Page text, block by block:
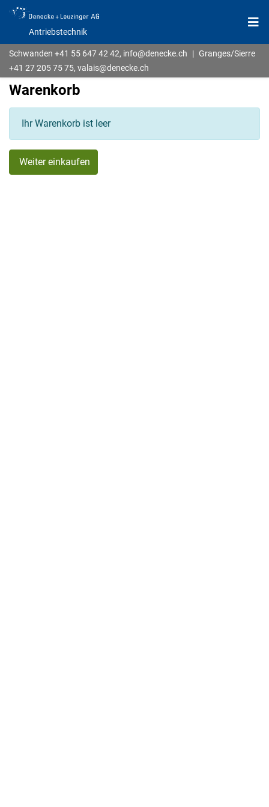
Antriebstechnik
Schwanden +41 55 647 42 42, info@denecke.ch | Granges/Sierre
+41 27 205 75 75, valais@denecke.ch
Warenkorb
Ihr Warenkorb ist leer
Weiter einkaufen